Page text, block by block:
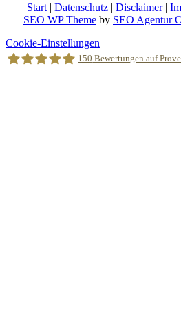
Start | Datenschutz | Disclaimer|
SEO WP Theme by SEO Agentur
Nach
oben
scrollen
Cookie-Einstellungen
150 Bewertungen auf